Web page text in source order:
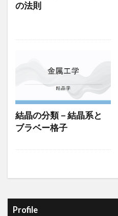
の法則
結晶の分類－結晶系と
ブラベー格子
Profile